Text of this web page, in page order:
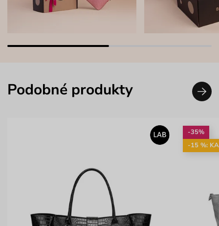
Podobné produkty
-35%
-15 %: